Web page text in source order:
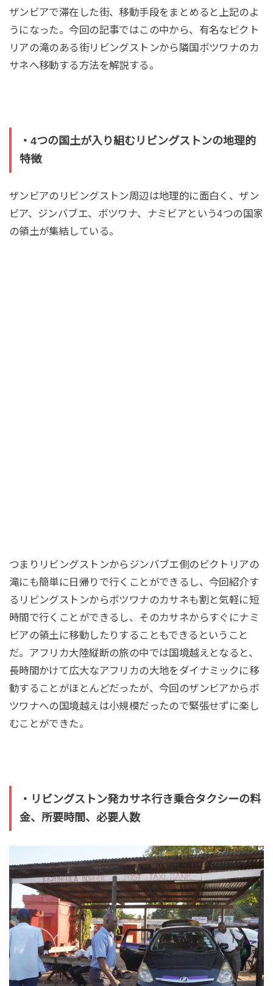
ザンビアで滞在した街、移動手段をまとめると上記のよ
うになった。今回の記事ではこの中から、有名なビクト
リアの滝のある街リビングストンから隣国ボツワナのカ
サネへ移動する方法を解説する。
・4つの国土が入り組むリビングストンの地理的
特徴
ザンビアのリビングストン周辺は地理的に面白く、ザン
ビア、ジンバブエ、ボツワナ、ナミビアという4つの国家
の領土が集結している。
つまりリビングストンからジンバブエ側のビクトリアの
滝にも簡単に日帰りで行くことができるし、今回紹介す
るリビングストンからボツワナのカサネも割と気軽に短
時間で行くことができるし、そのカサネからすぐにナミ
ビアの領土に移動したりすることもできるということ
だ。アフリカ大陸縦断の旅の中では国境越えとなると、
長時間かけて広大なアフリカの大地をダイナミックに移
動することがほとんどだったが、今回のザンビアからボ
ツワナへの国境越えは小規模だったので緊張せずに楽し
むことができた。
・リビングストン発カサネ行き乗合タクシーの料
金、所要時間、必要人数